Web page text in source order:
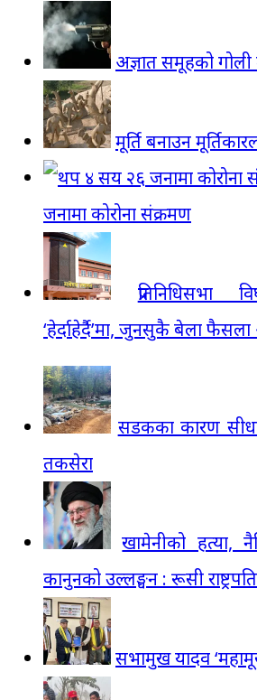
अज्ञात समूहको
मूर्ति बनाउन
जनामा कोरोना संक्रमण
प्रतिनिधिसभा
‘हेर्दाहेर्दै’मा, जुनसुकै बेला
सडकका कारण सीधा
तकसेरा
खामेनीको हत्या,
कानुनको उल्लङ्घन : रूसी राष्ट्रपति
सभामुख यादव